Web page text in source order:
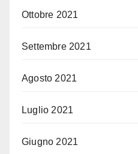
Ottobre 2021
Settembre 2021
Agosto 2021
Luglio 2021
Giugno 2021